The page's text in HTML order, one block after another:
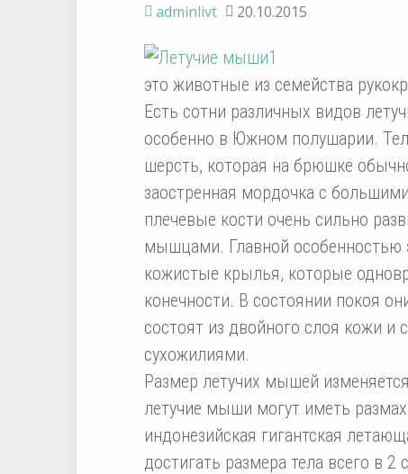
adminlivt 20.10.2015
это животные из семейства
Есть сотни различных видов
особенно в Южном полушарии.
шерсть, которая на брюшке
заостренная мордочка с
плечевые кости очень сильно
мышцами. Главной особенностью
кожистые крылья, которые
конечности. В состоянии покоя
состоят из двойного слоя кожи
сухожилиями.
Размер летучих мышей
летучие мыши могут иметь
индонезийская гигантская
достигать размера тела всего в